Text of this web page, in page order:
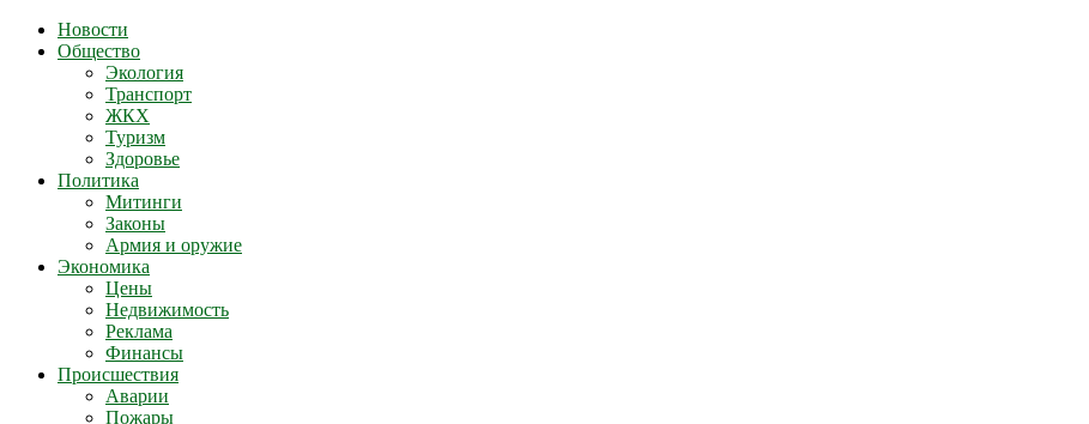
Новости
Общество
Экология
Транспорт
ЖКХ
Туризм
Здоровье
Политика
Митинги
Законы
Армия и оружие
Экономика
Цены
Недвижимость
Реклама
Финансы
Происшествия
Аварии
Пожары